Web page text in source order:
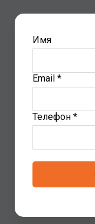
Имя
Email *
Телефон *